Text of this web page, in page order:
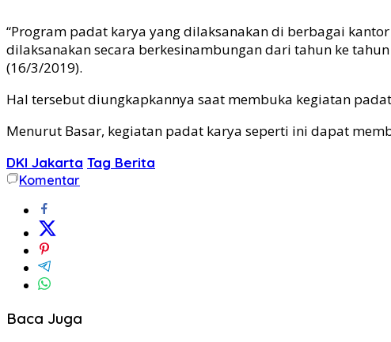
“Program padat karya yang dilaksanakan di berbagai
dilaksanakan secara berkesinambungan dari tahun ke
(16/3/2019).
Hal tersebut diungkapkannya saat membuka kegiatan
Menurut Basar, kegiatan padat karya seperti ini dapat
DKI Jakarta Tag Berita
Komentar
Baca Juga